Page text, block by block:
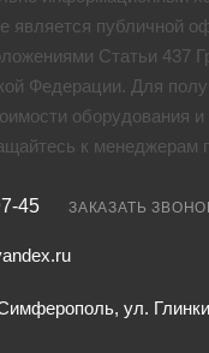
является публичной
Статьи 437
Федерации. Для
оборудования и
к менеджерам
45 ЗАКАЗАТЬ
Симферополь, ул.